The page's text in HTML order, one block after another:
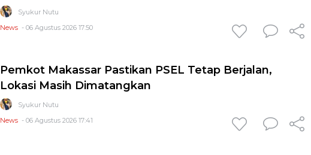
Syukur Nutu
News - 06 Agustus 2026 17:50
Pemkot Makassar Pastikan PSEL Tetap Berjalan,
Lokasi Masih Dimatangkan
Syukur Nutu
News - 06 Agustus 2026 17:41